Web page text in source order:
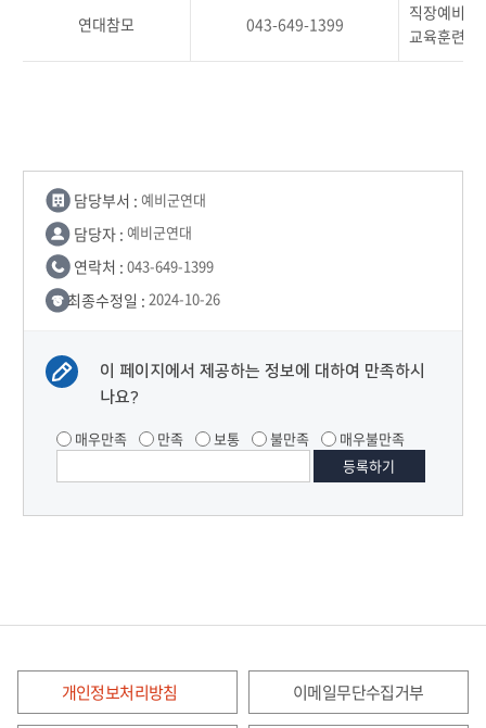
연대참모 043-649-1399
직장예비군
교육훈련,
담당부서 : 예비군연대
담당자 : 예비군연대
연락처 : 043-649-1399
최종수정일 : 2024-10-26
이 페이지에서 제공하는 정보에 대하여 만족하시
나요?
매우만족 만족 보통 불만족 매우불만족
개인정보처리방침 이메일무단수집거부